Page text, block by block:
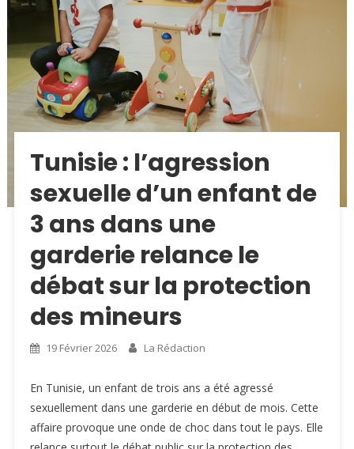
Tunisie : l’agression
sexuelle d’un enfant de
3 ans dans une
garderie relance le
débat sur la protection
des mineurs
19 Février 2026 La Rédaction
En Tunisie, un enfant de trois ans a été agressé
sexuellement dans une garderie en début de mois. Cette
affaire provoque une onde de choc dans tout le pays. Elle